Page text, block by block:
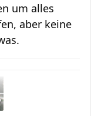
um alles
aber keine